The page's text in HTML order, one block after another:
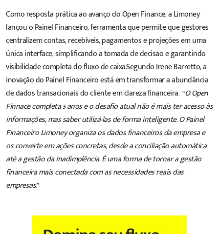
Como resposta prática ao avanço do Open Finance, a Limoney
lançou o Painel Financeiro, ferramenta que permite que gestores
centralizem contas, recebíveis, pagamentos e projeções em uma
única interface, simplificando a tomada de decisão e garantindo
visibilidade completa do fluxo de caixa.Segundo Irene Barretto, a
inovação do Painel Financeiro está em transformar a abundância
de dados transacionais do cliente em clareza financeira: “O Open
Finnace completa 5 anos e o desafio atual não é mais ter acesso às
informações, mas saber utilizá-las de forma inteligente. O Painel
Financeiro Limoney organiza os dados financeiros da empresa e
os converte em ações concretas, desde a conciliação automática
até a gestão da inadimplência. É uma forma de tornar a gestão
financeira mais conectada com as necessidades reais das
empresas.”